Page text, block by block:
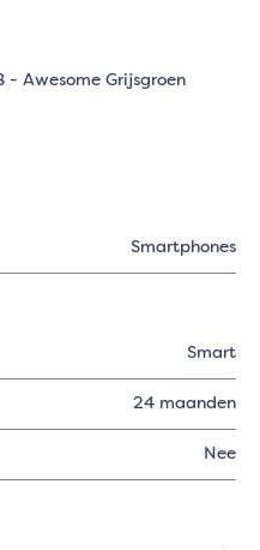
- Awesome Grijsgroen
Smartphones
Smart
24 maanden
Nee